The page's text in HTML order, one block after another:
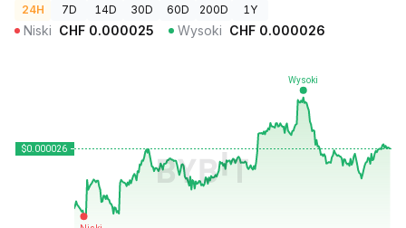
24H 7D 14D 30D 60D 200D 1Y
Niski CHF 0.000025 Wysoki CHF 0.000026